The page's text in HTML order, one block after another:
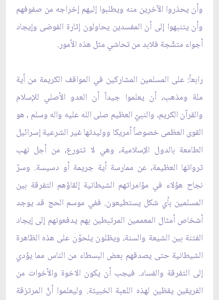
وأن يحذروا الآخرين منه ويطلبوا إليهم إخراجه من صفوفهم
وأن يتنبهوا إلى أن المفسدين يحاولون إثارة الفوضى وإيجاد
أجواء متشّجة فلابد من تحاشي مثل هذه الأمور.
رابعاً: على المسلمين المشاركين في المواقف الكريمة من أية
ملة ومذهب، أن يعلموا جيداً أن العدو الأصلي للإسلام
والقرآن الكريم، والنبيّ العظيم صلى الله عليه واله وسلم ، هو
القوى العظمى خصوصاً أمريكا ووليدتها غير الشرعية إسرائيل
الطامعة بالدول الإسلامية، وهي لا تتورع، من‏ أجل نهب
ثرواتها العظيمة، عن ممارسة أية جريمة أو دسيسة. وسرّ
نجاح هؤلاء في مؤامراتهم الشيطانية إلقاؤهم التفرقة بين
المسلمين بأي شكل يستطيعون. ففي موسم الحج قد يوجد
أشخاص أمثال المعممين المرتبطين بهم يدفعونهم إلى إيجاد
الفتنة بين الشيعة والسنة، ويظلون يلحوّن على هذه الظاهرة
الشيطانية حتى يصدقهم بعض البسطاء من الناس مما يؤدي
إلى التفرقة والفساد. فيجب أن يكون الاخوة والأخوات من
الفريقين يقظين لهذه اللعبة الخبيثة. وليعلموا أنَّ المرتزقة